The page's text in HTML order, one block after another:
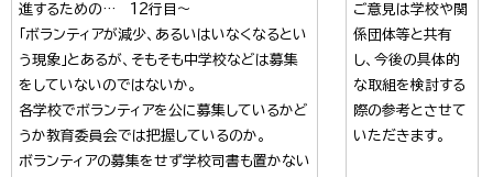
進するための… 12行目～
「ボランティアが減少、あるいはいなくなるとい
う現象」とあるが、そもそも中学校などは募集
をしていないのではないか。
各学校でボランティアを公に募集しているかど
うか教育委員会では把握しているのか。
ボランティアの募集をせず学校司書も置かない
ご意見は学校や関
係団体等と共有
し、今後の具体的
な取組を検討する
際の参考とさせて
いただきます。